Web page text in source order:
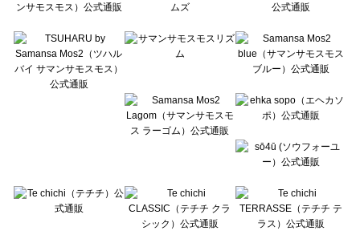
Te chichi CLASSIC（テチチ クラシック）のトップス一覧
Lugnoncure（ルノンキュール）のトップス一覧
BETTY'S BLUE（べティーズブルー）のトップス一覧
Wpc.（ワールドパーティー）のトップス一覧